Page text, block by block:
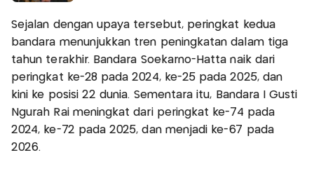
Sejalan dengan upaya tersebut, peringkat kedua
bandara menunjukkan tren peningkatan dalam tiga
tahun terakhir. Bandara Soekarno-Hatta naik dari
peringkat ke-28 pada 2024, ke-25 pada 2025, dan
kini ke posisi 22 dunia. Sementara itu, Bandara I Gusti
Ngurah Rai meningkat dari peringkat ke-74 pada
2024, ke-72 pada 2025, dan menjadi ke-67 pada
2026.